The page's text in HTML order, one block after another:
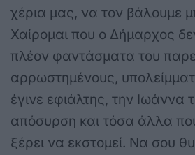
χέρια μας, να τον βάλουμε
Χαίρομαι που ο Δήμαρχος
πλέον φαντάσματα του
αρρωστημένους,
έγινε εφιάλτης, την Ιωάννα
απόσυρση και τόσα άλλα
ξέρει να εκστομεί. Να σου